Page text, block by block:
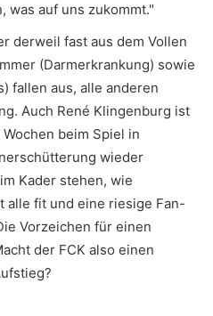
was auf uns zukommt."
derweil fast aus dem Vollen
(Darmerkrankung) sowie
fallen aus, alle anderen
Auch René Klingenburg ist
beim Spiel in
wieder
Kader stehen, wie
alle fit und eine riesige Fan-
Vorzeichen für einen
der FCK also einen